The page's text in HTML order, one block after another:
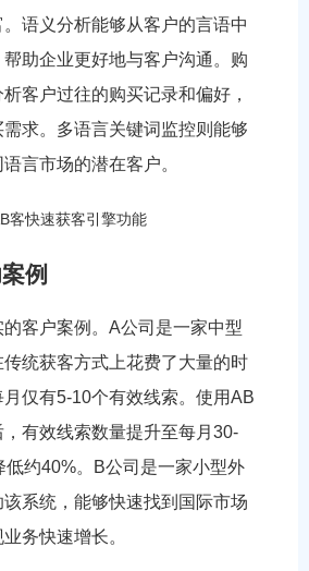
语义分析能够从客户的言语中
助企业更好地与客户沟通。购
客户过往的购买记录和偏好，
求。多语言关键词监控则能够
言市场的潜在客户。
例
客户案例。A公司是一家中型
统获客方式上花费了大量的时
仅有5-10个有效线索。使用AB
有效线索数量提升至每月30-
低约40%。B公司是一家小型外
系统，能够快速找到国际市场
务快速增长。